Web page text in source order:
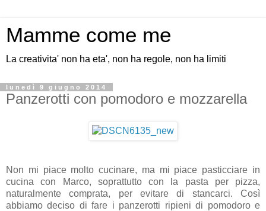
Mamme come me
La creativita' non ha eta', non ha regole, non ha limiti
lunedì 9 giugno 2014
Panzerotti con pomodoro e mozzarella
Non mi piace molto cucinare, ma mi piace pasticciare in
cucina con Marco, soprattutto con la pasta per pizza,
naturalmente comprata, per evitare di stancarci. Così
abbiamo deciso di fare i panzerotti ripieni di pomodoro e